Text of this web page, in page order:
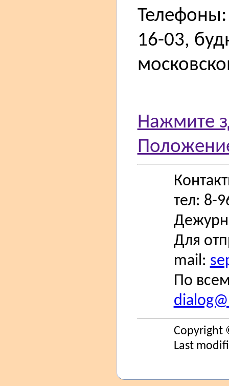
16-03,
Нажмите
тел: 8-
Для
mail:
По
Copyright
Last